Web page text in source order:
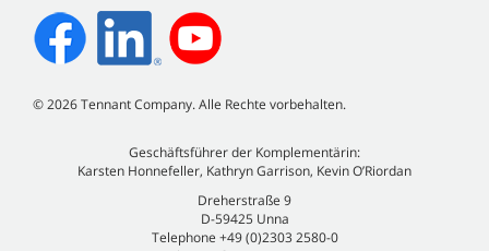
©2026Tennant Company. Alle Rechte vorbehalten.
Geschäftsführer der Komplementärin:
Karsten Honnefeller, Kathryn Garrison, Kevin O’Riordan
Dreherstraße 9
D-59425 Unna
Telephone +49 (0)2303 2580-0